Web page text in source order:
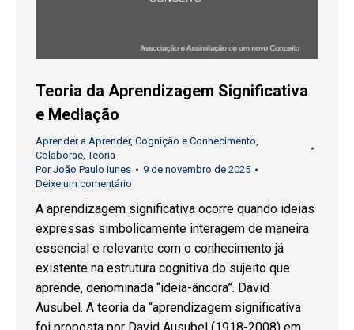
Teoria da Aprendizagem Significativa
e Mediação
Aprender a Aprender, Cognição e Conhecimento
Colaborae ,Teoria
PorJoão Paulo Iunes
9 de novembro de 2025
Deixe um comentário
A aprendizagem significativa ocorre quando ideias
expressas simbolicamente interagem de maneira
essencial e relevante com o conhecimento já
existente na estrutura cognitiva do sujeito que
aprende, denominada “ideia-âncora”. David
Ausubel. A teoria da “aprendizagem significativa